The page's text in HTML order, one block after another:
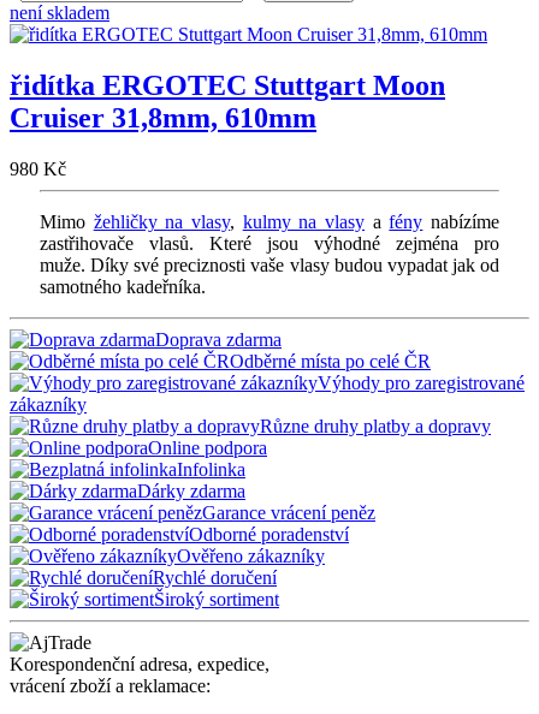
není skladem
řidítka ERGOTEC Stuttgart Moon
Cruiser 31,8mm, 610mm
980 Kč
Mimo žehličky na vlasy, kulmy na vlasy afény nabízíme
zastřihovače vlasů. Které jsou výhodné zejména pro
muže. Díky své preciznosti vaše vlasy budou vypadat jak od
samotného kadeřníka.
Doprava zdarma
Odběrné místa po celé ČR
Výhody pro zaregistrované
zákazníky
Různe druhy platby a dopravy
Online podpora
Infolinka
Dárky zdarma
Garance vrácení peněz
Odborné poradenství
Ověřeno zákazníky
Rychlé doručení
Široký sortiment
Korespondenční adresa, expedice,
vrácení zboží a reklamace: